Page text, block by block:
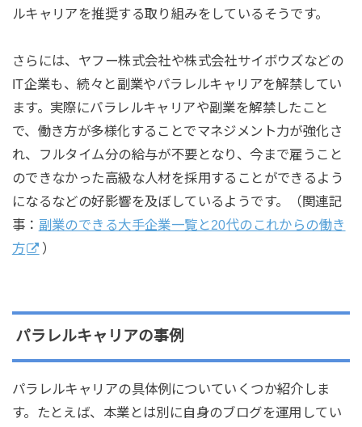
ルキャリアを推奨する取り組みをしているそうです。
さらには、ヤフー株式会社や株式会社サイボウズなどの
IT企業も、続々と副業やパラレルキャリアを解禁してい
ます。実際にパラレルキャリアや副業を解禁したこと
で、働き方が多様化することでマネジメント力が強化さ
れ、フルタイム分の給与が不要となり、今まで雇うこと
のできなかった高級な人材を採用することができるよう
になるなどの好影響を及ぼしているようです。（関連記
事： 副業のできる大手企業一覧と20代のこれからの働き
方
）
パラレルキャリアの事例
パラレルキャリアの具体例についていくつか紹介しま
す。たとえば、本業とは別に自身のブログを運用してい